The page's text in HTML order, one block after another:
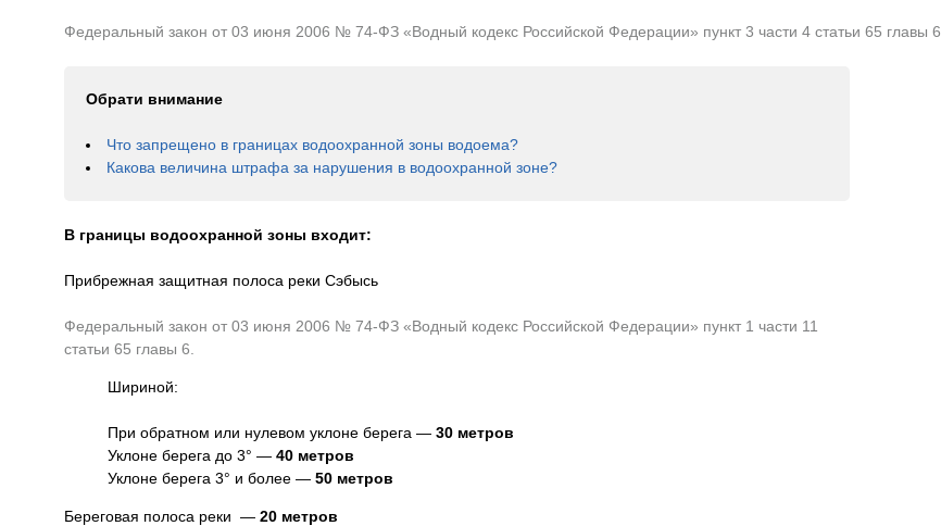
Федеральный закон от 03 июня 2006 № 74-ФЗ «Водный кодекс Российской Федерации» пункт 3 части 4 статьи 65 главы 6.
Обрати внимание
Что запрещено в границах водоохранной зоны водоема?
Какова величина штрафа за нарушения в водоохранной зоне?
В границы водоохранной зоны входит:
Прибрежная защитная полоса реки Сэбысь
Федеральный закон от 03 июня 2006 № 74-ФЗ «Водный кодекс Российской Федерации» пункт 1 части 11
статьи 65 главы 6.
Шириной:
При обратном или нулевом уклоне берега — 30 метров
Уклоне берега до 3° — 40 метров
Уклоне берега 3° и более — 50 метров
Береговая полоса реки — 20 метров